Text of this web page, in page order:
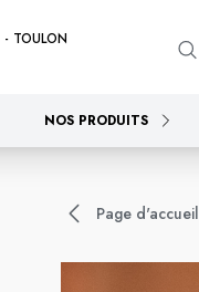
- TOULON
NOS PRODUITS
Page d'accueil